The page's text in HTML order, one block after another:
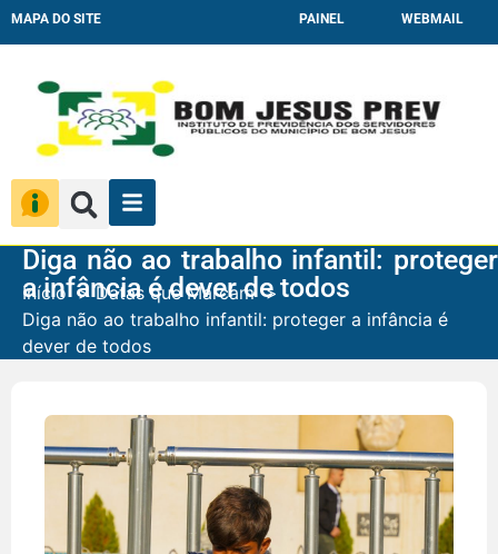
MAPA DO SITE PAINEL WEBMAIL
Diga não ao trabalho infantil: proteger
a infância é dever de todos
Início
Datas que Marcam
Diga não ao trabalho infantil: proteger a infância é
dever de todos